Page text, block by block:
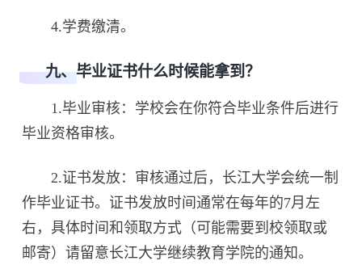
4.学费缴清。
九、毕业证书什么时候能拿到？
1.毕业审核：学校会在你符合毕业条件后进行
毕业资格审核。
2.证书发放：审核通过后，长江大学会统一制
作毕业证书。证书发放时间通常在每年的7月左
右，具体时间和领取方式（可能需要到校领取或
邮寄）请留意长江大学继续教育学院的通知。